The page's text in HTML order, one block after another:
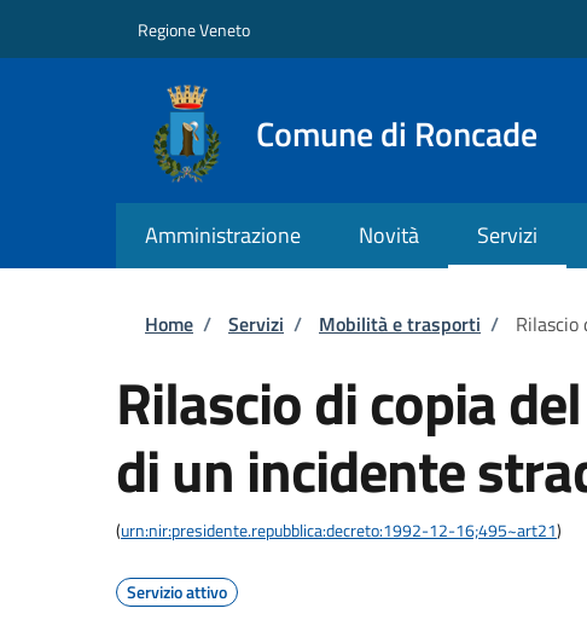
Regione Veneto
Comune di Roncade
Amministrazione Novità Servizi
Briciole di pane
Home / Servizi / Mobilità e trasporti /
Rilascio di copia
di un incidente
(urn:nir:presidente.repubblica:decreto:1992-12-16;495~art21)
Servizio attivo